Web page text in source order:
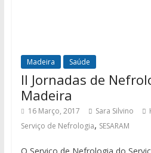
Madeira Saúde
II Jornadas de
Madeira
16 Março, 2017 Sara Silvino
Serviço de Nefrologia, SESARAM
O Serviço de Nefrologia do